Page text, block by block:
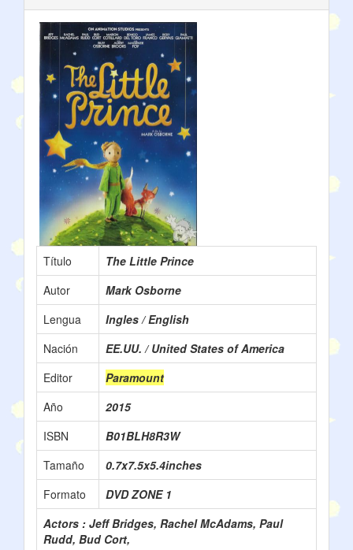
Título
The Little Prince
Autor
Mark Osborne
Lengua
Ingles / English
Nación
EE.UU. / United States of America
Editor
Paramount
Año
2015
ISBN
B01BLH8R3W
Tamaño
0.7x7.5x5.4inches
Formato
DVD ZONE 1
Actors : Jeff Bridges, Rachel McAdams, Paul
Rudd, Bud Cort,